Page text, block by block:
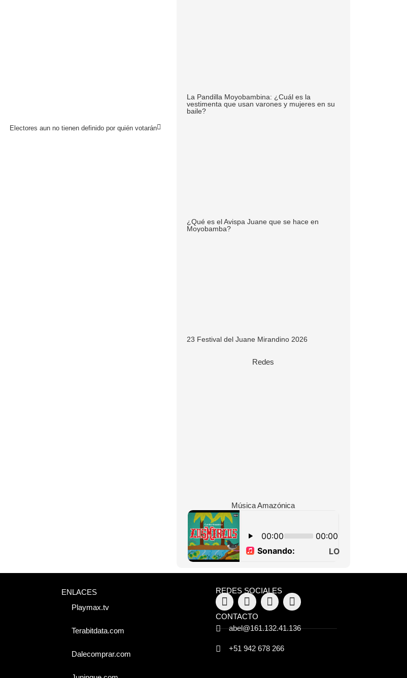
Electores aun no tienen definido por quién votarán
La Pandilla Moyobambina: ¿Cuál es la
vestimenta que usan varones y mujeres en su
baile?
¿Qué es el Avispa Juane que se hace en
Moyobamba?
23 Festival del Juane Mirandino 2026
Redes
Música Amazónica
ENLACES
Playmax.tv
Terabitdata.com
Dalecomprar.com
REDES SOCIALES
CONTACTO
abel@161.132.41.136
+51 942 678 266